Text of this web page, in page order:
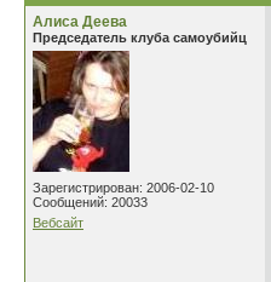
Алиса Деева
Председатель клуба самоубийц
Зарегистрирован: 2006-02-10
Сообщений: 20033
Вебсайт